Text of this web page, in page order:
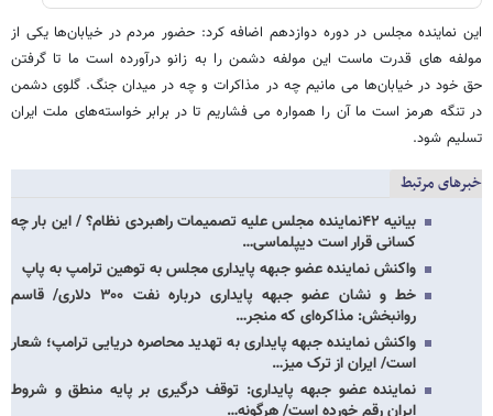
این نماینده مجلس در دوره دوازدهم اضافه کرد: حضور مردم در خیابان‌ها یکی از
مولفه های قدرت ماست این مولفه دشمن را به زانو درآورده است ما تا گرفتن
حق خود در خیابان‌ها می مانیم چه در مذاکرات و چه در میدان جنگ. گلوی دشمن
در تنگه هرمز است ما آن را همواره می فشاریم تا در برابر خواسته‌های ملت ایران
تسلیم شود.
خبرهای مرتبط
بیانیه ۴۲نماینده مجلس علیه تصمیمات راهبردی نظام؟ / این بار چه
کسانی قرار است دیپلماسی…
واکنش نماینده عضو جبهه پایداری مجلس به توهین ترامپ به پاپ
خط و نشان عضو جبهه پایداری درباره نفت ۳۰۰ دلاری/ قاسم
روانبخش: مذاکره‌ای که منجر…
واکنش نماینده جبهه پایداری به تهدید محاصره دریایی ترامپ؛ شعار
است/ ایران از ترک میز…
نماینده عضو جبهه پایداری: توقف درگیری بر پایه منطق و شروط